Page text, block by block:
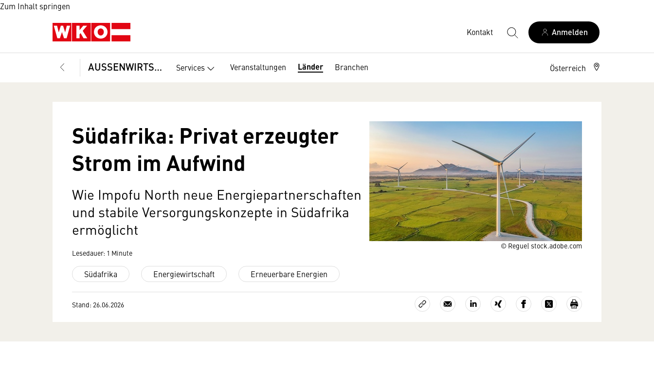
Zum Inhalt springen
Kontakt Anmelden
AUSSENWIRTSCHAFT Services Veranstaltungen Länder Branchen Österreich
© Regue| stock.adobe.com
Südafrika: Privat erzeugter
Strom im Aufwind
Wie Impofu North neue Energiepartnerschaften
und stabile Versorgungskonzepte in Südafrika
ermöglicht
Lesedauer: 1 Minute
Südafrika Energiewirtschaft Erneuerbare Energien
Stand: 26.06.2026